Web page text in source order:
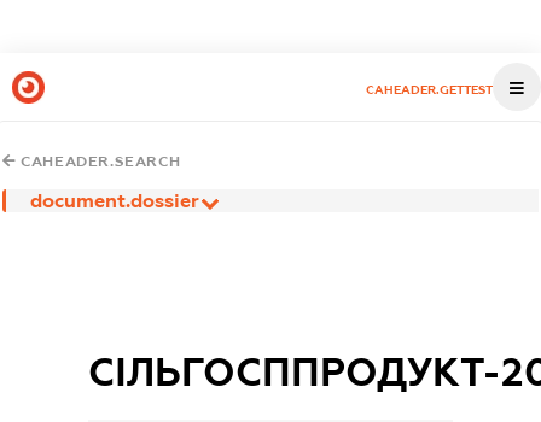
CAHEADER.GETTEST
CAHEADER.SEARCH
document.dossier
СІЛЬГОСППРОДУКТ-